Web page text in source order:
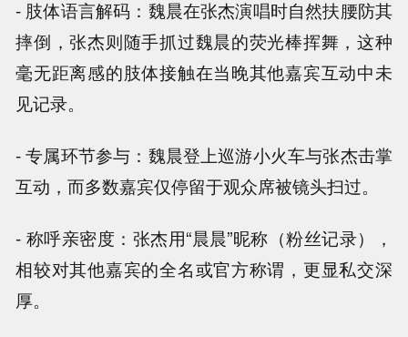
- 肢体语言解码：魏晨在张杰演唱时自然扶腰防其
摔倒，张杰则随手抓过魏晨的荧光棒挥舞，这种
毫无距离感的肢体接触在当晚其他嘉宾互动中未
见记录。
- 专属环节参与：魏晨登上巡游小火车与张杰击掌
互动，而多数嘉宾仅停留于观众席被镜头扫过。
- 称呼亲密度：张杰用“晨晨”昵称（粉丝记录），
相较对其他嘉宾的全名或官方称谓，更显私交深
厚。